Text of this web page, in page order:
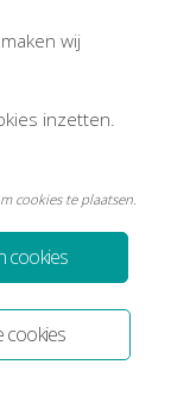
cookies
cookies
wij
inzetten.
cookies te plaatsen.